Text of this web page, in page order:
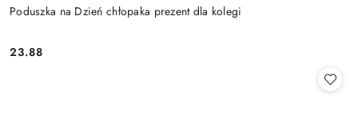
Poduszka na Dzień chłopaka prezent dla kolegi
Cena:
23.88